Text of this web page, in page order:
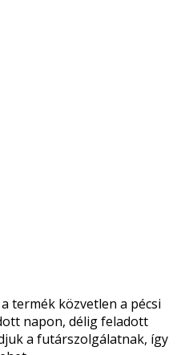
termék közvetlen a pécsi
napon, délig feladott
a futárszolgálatnak, így